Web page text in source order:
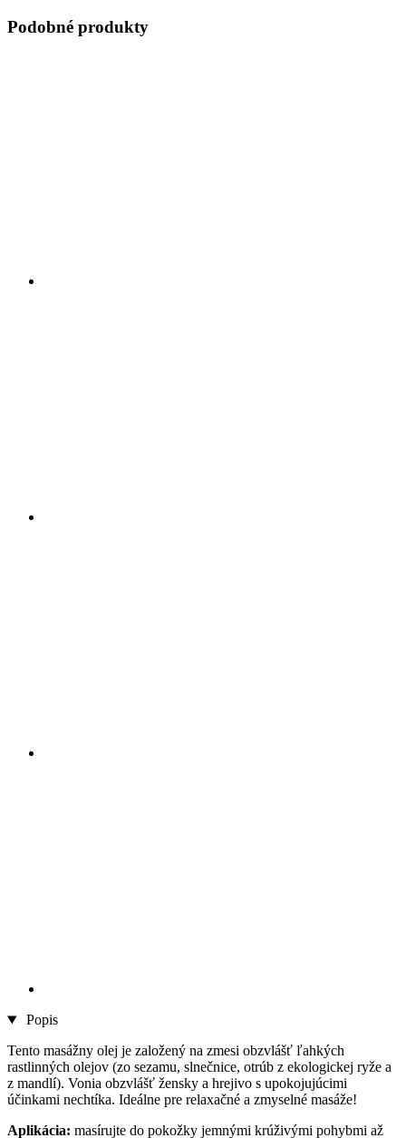
Podobné produkty
Popis
Tento masážny olej je založený na zmesi obzvlášť ľahkých
rastlinných olejov (zo sezamu, slnečnice, otrúb z ekologickej ryže a
z mandlí). Vonia obzvlášť žensky a hrejivo s upokojujúcimi
účinkami nechtíka. Ideálne pre relaxačné a zmyselné masáže!
Aplikácia: masírujte do pokožky jemnými krúživými pohybmi až